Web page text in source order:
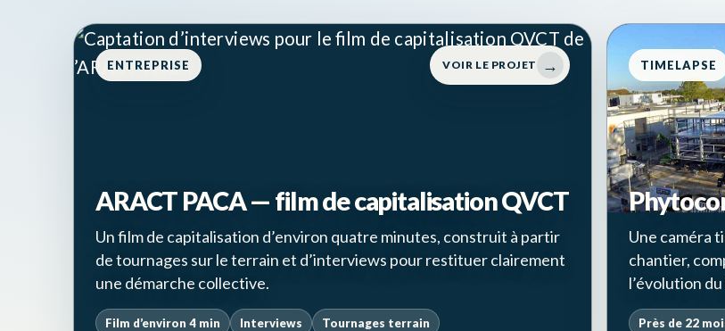
ENTREPRISE VOIR LE PROJET →
ARACT PACA — film de capitalisation QVCT
Un film de capitalisation d’environ quatre minutes, construit à partir
de tournages sur le terrain et d’interviews pour restituer clairement
une démarche collective.
Film d’environ 4 min Interviews Tournages terrain
TIMELAPSE
Une caméra
chantier,
l’évolution
Près de 22